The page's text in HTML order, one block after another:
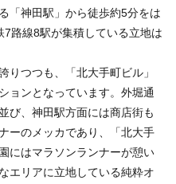
「神田駅」から徒歩約5分をは
路線8駅が集積している立地は
りつつも、「北大手町ビル」
ョンとなっています。外堀通
び、神田駅方面には商店街も
ーのメッカであり、「北大手
にはマラソンランナーが憩い
エリアに立地している純粋オ